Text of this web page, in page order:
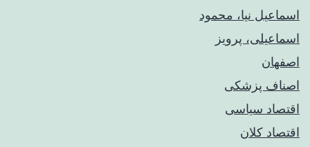
اسماعیل نیا، محمود
اسماعیلی، پرویز
اصفهان
اصناف پزشکی
اقتصاد سیاسی
اقتصاد کلان